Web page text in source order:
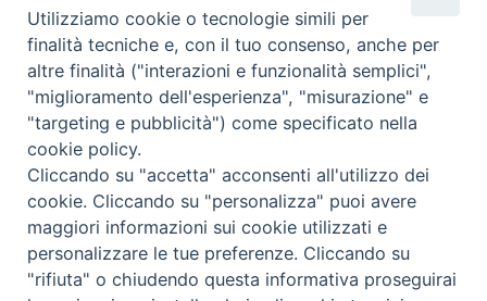
Abbonamenti
Abbonamento Annuale Digitale
Abbonamento Annuale Cartaceo
Abbonamento Singola Copia Digitale
Redazione: Pavia, Piazza Duomo 11 - tel. 0382.24736 -
amministrazione@ilticino.it - repossi@ilticino.it - P.
Utilizziamo cookie o tecnologie simili per
finalità tecniche e, con il tuo consenso, anche per
altre finalità ("interazioni e funzionalità semplici",
"miglioramento dell'esperienza", "misurazione" e
"targeting e pubblicità") come specificato nella
cookie policy.
Cliccando su "accetta" acconsenti all'utilizzo dei
cookie. Cliccando su "personalizza" puoi avere
maggiori informazioni sui cookie utilizzati e
personalizzare le tue preferenze. Cliccando su
"rifiuta" o chiudendo questa informativa proseguirai